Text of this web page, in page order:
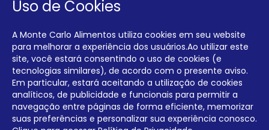
MCA Virtual!
Siga a Monte Carlo Alimentos nas redes sociais!
INTERFRIOS COMÉRCIO DE FRIOS E LATICÍNIOS EIRELI CNPJ:
00.140.150/0001-09 INSCRIÇÃO ESTADUAL: 112.576.117.113
Uso de Cookies
A Monte Carlo Alimentos utiliza cookies em seu website
para melhorar a experiência dos usuários.Ao utilizar este
site, você estará consentindo o uso de cookies (e
tecnologias similares), de acordo com o presente aviso.
Em particular, estará aceitando a utilização de cookies
analíticos, de publicidade e funcionais para permitir a
navegação entre páginas de forma eficiente, memorizar
suas preferências e personalizar sua experiência conosco.